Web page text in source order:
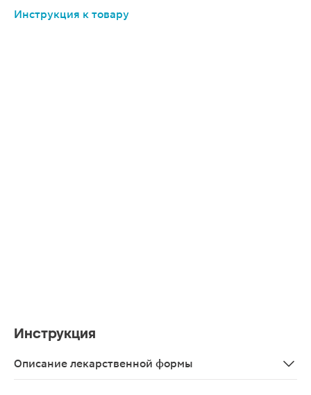
Инструкция к товару
Инструкция
Описание лекарственной формы